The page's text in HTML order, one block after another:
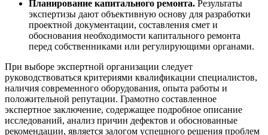
Планирование капитального ремонта. Результаты
экспертизы дают объективную основу для разработки
проектной документации, составления смет и
обоснования необходимости капитального ремонта
перед собственниками или регулирующими органами.
При выборе экспертной организации следует
руководствоваться критериями квалификации специалистов,
наличия современного оборудования, опыта работы и
положительной репутации. Грамотно составленное
экспертное заключение, содержащее подробное описание
исследований, анализ причин дефектов и обоснованные
рекомендации, является залогом успешного решения проблем